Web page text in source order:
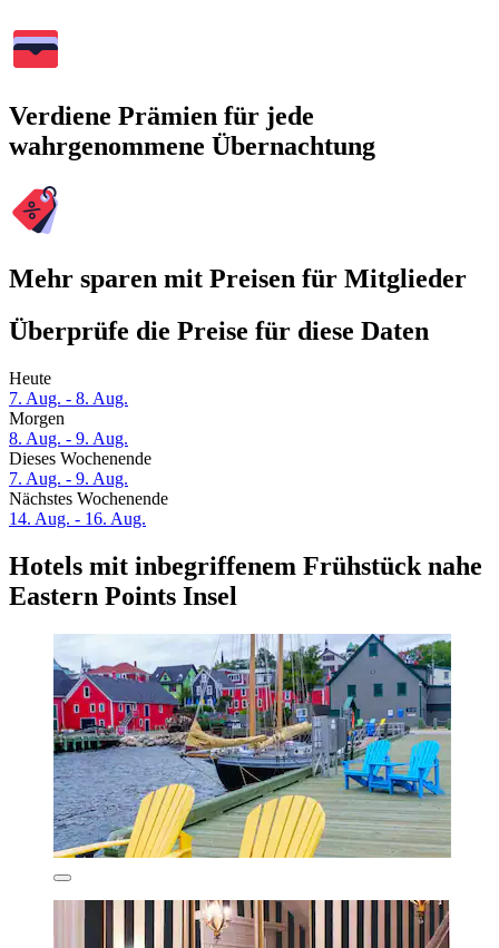
Verdiene Prämien für jede
wahrgenommene Übernachtung
Mehr sparen mit Preisen für Mitglieder
Überprüfe die Preise für diese Daten
Heute
7. Aug. - 8. Aug.
Morgen
8. Aug. - 9. Aug.
Dieses Wochenende
7. Aug. - 9. Aug.
Nächstes Wochenende
14. Aug. - 16. Aug.
Hotels mit inbegriffenem Frühstück nahe
Eastern Points Insel